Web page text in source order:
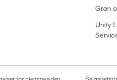
Grøn
Unity